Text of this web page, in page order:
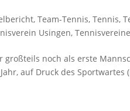
,Team-Tennis,Tennis,
Usingen,
noch als erste
auf Druck des Sportwartes